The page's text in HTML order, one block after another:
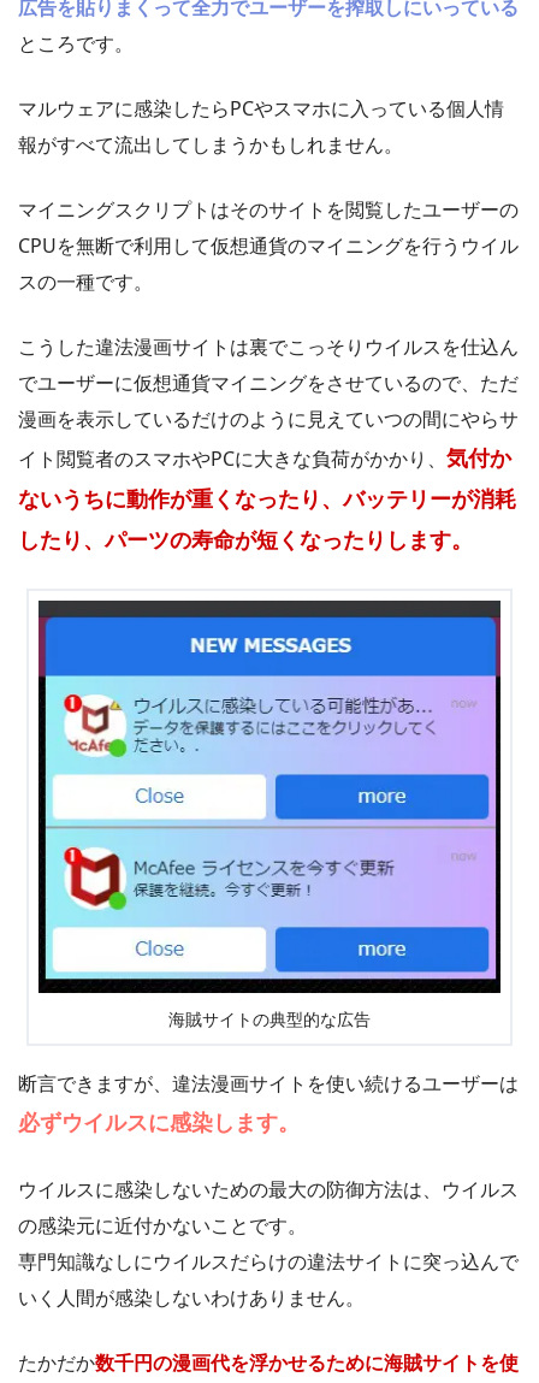
広告を貼りまくって全力でユーザーを搾取しにいっている
ところです。
マルウェアに感染したらPCやスマホに入っている個人情
報がすべて流出してしまうかもしれません。
マイニングスクリプトはそのサイトを閲覧したユーザーの
CPUを無断で利用して仮想通貨のマイニングを行うウイル
スの一種です。
こうした違法漫画サイトは裏でこっそりウイルスを仕込ん
でユーザーに仮想通貨マイニングをさせているので、ただ
漫画を表示しているだけのように見えていつの間にやらサ
イト閲覧者のスマホやPCに大きな負荷がかかり、 気付か
ないうちに動作が重くなったり、バッテリーが消耗
したり、パーツの寿命が短くなったりします。
海賊サイトの典型的な広告
断言できますが、違法漫画サイトを使い続けるユーザーは
必ずウイルスに感染します。
ウイルスに感染しないための最大の防御方法は、ウイルス
の感染元に近付かないことです。
専門知識なしにウイルスだらけの違法サイトに突っ込んで
いく人間が感染しないわけありません。
たかだか数千円の漫画代を浮かせるために海賊サイトを使